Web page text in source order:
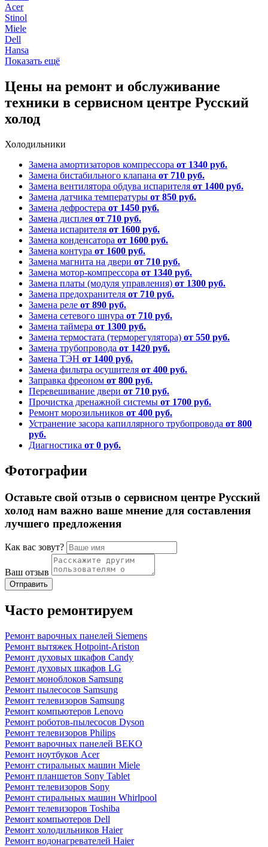
Acer
Stinol
Miele
Dell
Hansa
Показать ещё
Цены на ремонт и обслуживание
техники в сервисном центре Русский
холод
Холодильники
Замена амортизаторов компрессора от 1340 руб.
Замена бистабильного клапана от 710 руб.
Замена вентилятора обдува испарителя от 1400 руб.
Замена датчика температуры от 850 руб.
Замена дефростера от 1450 руб.
Замена дисплея от 710 руб.
Замена испарителя от 1600 руб.
Замена конденсатора от 1600 руб.
Замена контура от 1600 руб.
Замена магнита на двери от 710 руб.
Замена мотор-компрессора от 1340 руб.
Замена платы (модуля управления) от 1300 руб.
Замена предохранителя от 710 руб.
Замена реле от 890 руб.
Замена сетевого шнура от 710 руб.
Замена таймера от 1300 руб.
Замена термостата (терморегулятора) от 550 руб.
Замена трубопровода от 1420 руб.
Замена ТЭН от 1400 руб.
Замена фильтра осушителя от 400 руб.
Заправка фреоном от 800 руб.
Перевешивание двери от 710 руб.
Прочистка дренажной системы от 1700 руб.
Ремонт морозильников от 400 руб.
Устранение засора капиллярного трубопровода от 800
руб.
Диагностика от 0 руб.
Фотографии
Оставьте свой отзыв о сервисном центре Русский
холод нам важно ваше мнение для составления
лучшего предложения
Как вас зовут?
Ваш отзыв
Часто ремонтируем
Ремонт варочных панелей Siemens
Ремонт вытяжек Hotpoint-Ariston
Ремонт духовых шкафов Candy
Ремонт духовых шкафов LG
Ремонт моноблоков Samsung
Ремонт пылесосов Samsung
Ремонт телевизоров Samsung
Ремонт компьютеров Lenovo
Ремонт роботов-пылесосов Dyson
Ремонт телевизоров Philips
Ремонт варочных панелей BEKO
Ремонт ноутбуков Acer
Ремонт стиральных машин Miele
Ремонт планшетов Sony Tablet
Ремонт телевизоров Sony
Ремонт стиральных машин Whirlpool
Ремонт телевизоров Toshiba
Ремонт компьютеров Dell
Ремонт холодильников Haier
Ремонт водонагревателей Haier